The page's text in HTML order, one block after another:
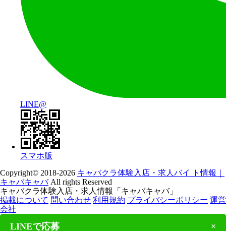
LINE@
スマホ版
Copyright© 2018-2026 キャバクラ体験入店・求人バイ ト情報｜
キャバキャバAll rights Reserved
キャバクラ体験入店・求人情報「キャバキャバ」
掲載について 問い合わせ 利用規約 プライバシーポリシー 運営
会社
LINEで応募 ×